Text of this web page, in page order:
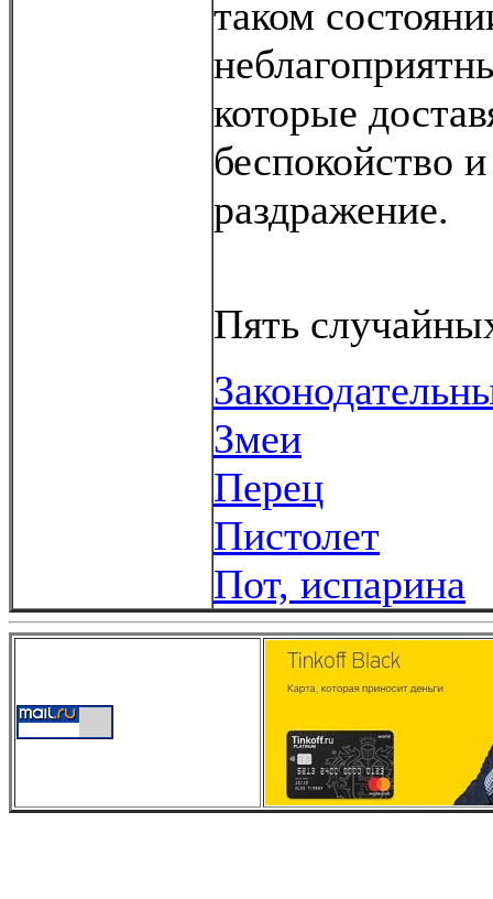
таком
которые
беспокойство
раздражение.
Пять
Змеи
Перец
Пистолет
Пот, испарина